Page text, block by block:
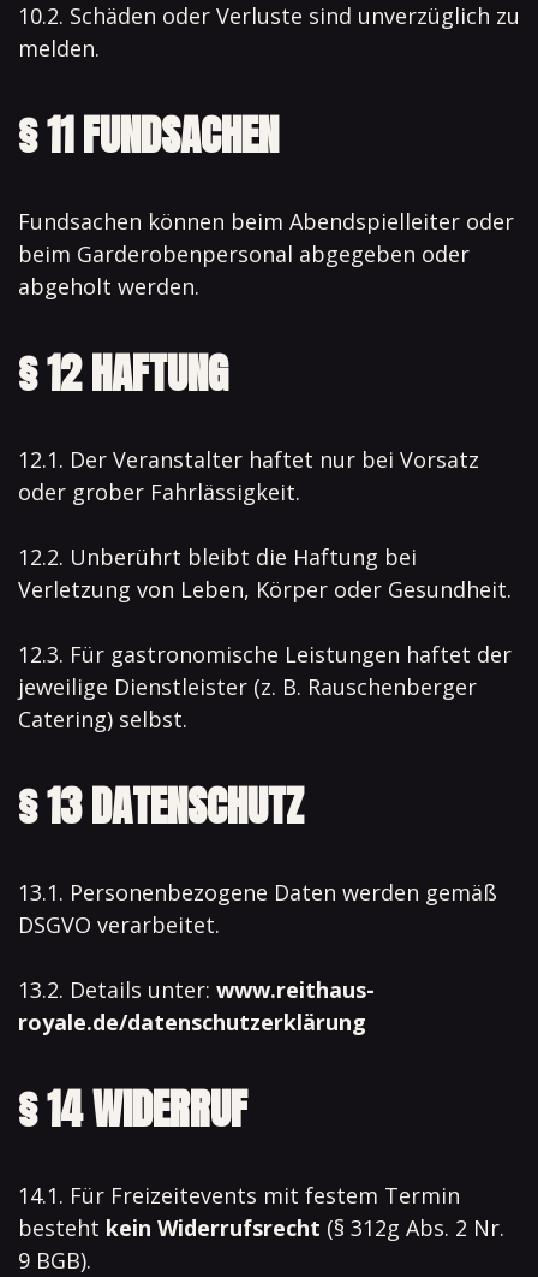
10.2. Schäden oder Verluste sind unverzüglich zu
melden.
§ 11 FUNDSACHEN
Fundsachen können beim Abendspielleiter oder
beim Garderobenpersonal abgegeben oder
abgeholt werden.
§ 12 HAFTUNG
12.1. Der Veranstalter haftet nur bei Vorsatz
oder grober Fahrlässigkeit.
12.2. Unberührt bleibt die Haftung bei
Verletzung von Leben, Körper oder Gesundheit.
12.3. Für gastronomische Leistungen haftet der
jeweilige Dienstleister (z. B. Rauschenberger
Catering) selbst.
§ 13 DATENSCHUTZ
13.1. Personenbezogene Daten werden gemäß
DSGVO verarbeitet.
13.2. Details unter: www.reithaus-
royale.de/datenschutzerklärung
§ 14 WIDERRUF
14.1. Für Freizeitevents mit festem Termin
besteht kein Widerrufsrecht (§ 312g Abs. 2 Nr.
9 BGB).